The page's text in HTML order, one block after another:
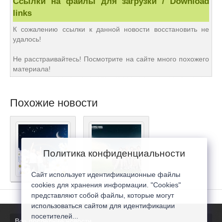
links
К сожалению ссылки к данной новости восстановить не
удалось!
Не расстраивайтесь! Посмотрите на сайте много похожего
материала!
Похожие новости
Политика конфиденциальности
Сайт использует идентификационные файлы
cookies для хранения информации. "Cookies"
представляют собой файлы, которые могут
использоваться сайтом для идентификации
посетителей...